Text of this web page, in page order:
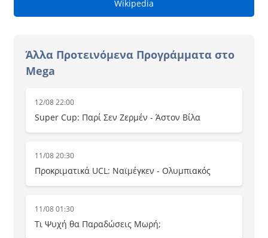
Wikipedia
Άλλα Προτεινόμενα Προγράμματα στο
Mega
12/08 22:00
Super Cup: Παρί Σεν Ζερμέν - Άστον Βίλα
11/08 20:30
Προκριματικά UCL: Ναϊμέγκεν - Ολυμπιακός
11/08 01:30
Τι Ψυχή θα Παραδώσεις Μωρή;